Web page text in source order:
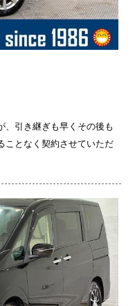
、引き継ぎも早くその後も
ことなく契約させていただ